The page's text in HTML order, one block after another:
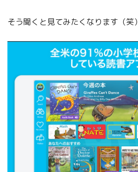
そう聞くと見てみたくなります（笑）